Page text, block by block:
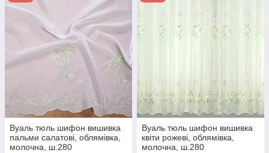
Вуаль тюль шифон вишивка
пальми салатові, облямівка,
молочна, ш.280
Вуаль тюль шифон вишивка
квіти рожеві, облямівка,
молочна, ш.280